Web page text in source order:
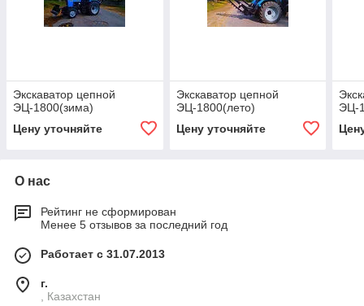
Экскаватор цепной
ЭЦ-1800(зима)
Цену уточняйте
Экскаватор цепной
ЭЦ-1800(лето)
Цену уточняйте
ЭЦ-
О нас
Рейтинг не сформирован
Менее 5 отзывов за последний год
Работает с 31.07.2013
г.
, Казахстан